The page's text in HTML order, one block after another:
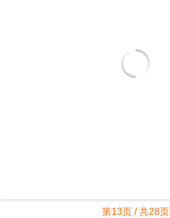
第13页 / 共28页